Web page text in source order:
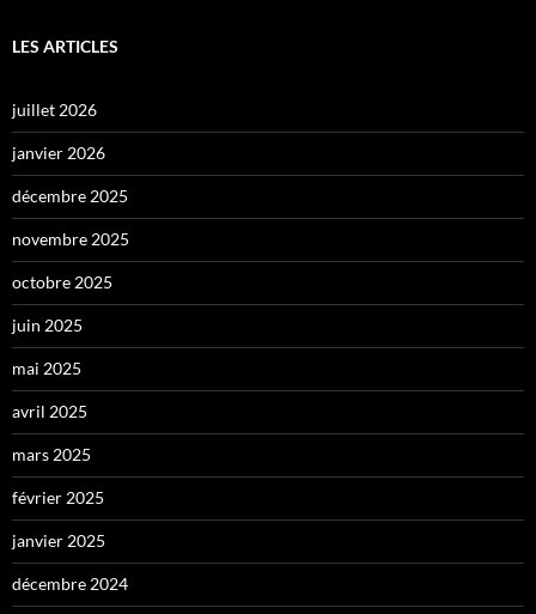
LES ARTICLES
juillet 2026
janvier 2026
décembre 2025
novembre 2025
octobre 2025
juin 2025
mai 2025
avril 2025
mars 2025
février 2025
janvier 2025
décembre 2024